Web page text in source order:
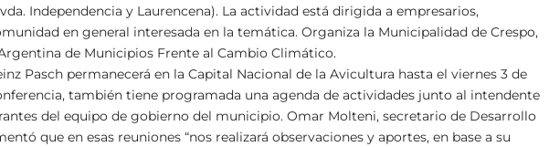
Independencia y Laurencena). La actividad está dirigida a empresarios,
en general interesada en la temática. Organiza la Municipalidad de Crespo,
de Municipios Frente al Cambio Climático.
Pasch permanecerá en la Capital Nacional de la Avicultura hasta el viernes 3 de
también tiene programada una agenda de actividades junto al intendente
del equipo de gobierno del municipio. Omar Molteni, secretario de Desarrollo
que en esas reuniones “nos realizará observaciones y aportes, en base a su